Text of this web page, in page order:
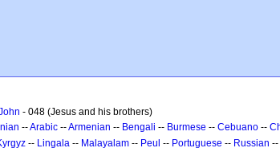
- 048 (Jesus and his brothers)
--Arabic --Armenian -- Bengali -- Burmese -- Cebuano --
-- Lingala -- Malayalam -- Peul -- Portuguese -- Russian --